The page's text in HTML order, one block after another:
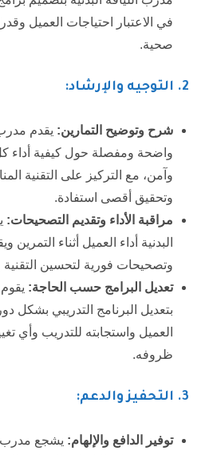
في الاعتبار احتياجات العميل
صحية.
2. التوجيه والإرشاد:
شرح وتوضيح التمارين: يقدم مدرب
واضحة ومفصلة حول كيفية أداء
وآمن، مع التركيز على التقنية
وتحقيق أقصى استفادة.
مراقبة الأداء وتقديم التصحيحات:
البدنية أداء العميل أثناء
وتصحيحات فورية لتحسين
تعديل البرامج حسب الحاجة:
بتعديل البرنامج التدريبي بشكل
العميل واستجابته للتدريب وأي
ظروفه.
3. التحفيز والدعم:
توفير الدافع والإلهام: يشجع مدرب